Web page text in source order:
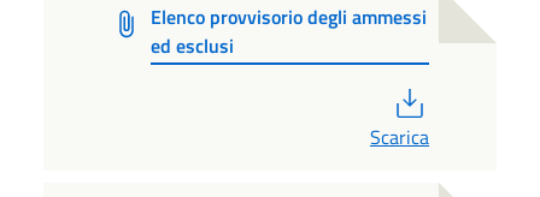
Elenco provvisorio degli ammessi
ed esclusi
Scarica